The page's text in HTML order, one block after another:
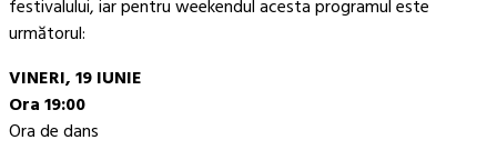
festivalului, iar pentru weekendul acesta programul este
următorul:
VINERI, 19 IUNIE
Ora 19:00
Ora de dans